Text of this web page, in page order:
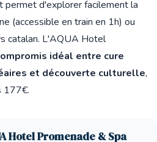
permet d'explorer facilement la
(accessible en train en 1h) ou
catalan. L'AQUA Hotel
idéal entre cure
et découverte culturelle,
177€.
Hotel Promenade & Spa